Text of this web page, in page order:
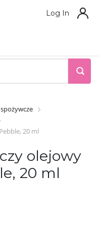
Log In
20 ml
olejowy
20 ml